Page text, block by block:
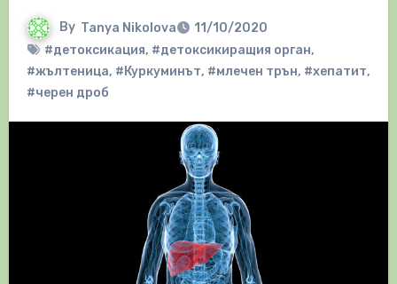
By Tanya Nikolova
11/10/2020
#детоксикация, #детоксикиращия орган,
#жълтеница, #Куркуминът, #млечен трън, #хепатит,
#черен дроб